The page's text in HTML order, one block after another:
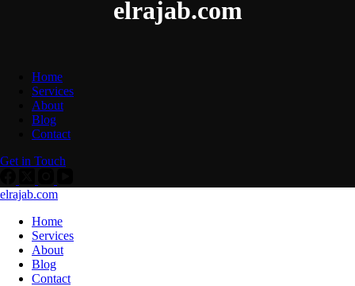
elrajab.com
Home
Services
About
Blog
Contact
Get in Touch
elrajab.com
Home
Services
About
Blog
Contact